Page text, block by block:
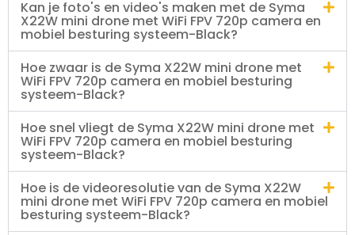
Kan je foto's en video's maken met de Syma
X22W mini drone met WiFi FPV 720p camera en
mobiel besturing systeem-Black?
Hoe zwaar is de Syma X22W mini drone met
WiFi FPV 720p camera en mobiel besturing
systeem-Black?
Hoe snel vliegt de Syma X22W mini drone met
WiFi FPV 720p camera en mobiel besturing
systeem-Black?
Hoe is de videoresolutie van de Syma X22W
mini drone met WiFi FPV 720p camera en mobiel
besturing systeem-Black?